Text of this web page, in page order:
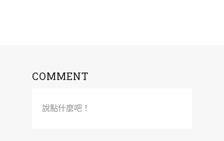
COMMENT
說點什麼吧！